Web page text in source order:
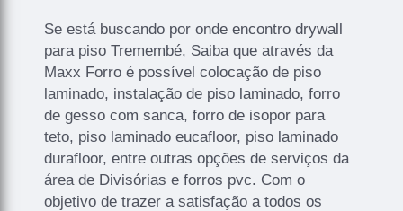
Se está buscando por onde encontro drywall
para piso Tremembé, Saiba que através da
Maxx Forro é possível colocação de piso
laminado, instalação de piso laminado, forro
de gesso com sanca, forro de isopor para
teto, piso laminado eucafloor, piso laminado
durafloor, entre outras opções de serviços da
área de Divisórias e forros pvc. Com o
objetivo de trazer a satisfação a todos os